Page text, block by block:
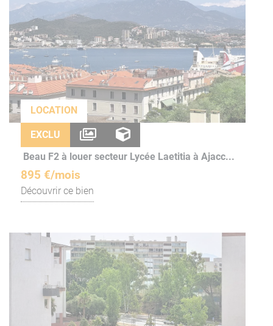
LOCATION
EXCLU
Beau F2 à louer secteur Lycée Laetitia à Ajacc...
895 €/mois
Découvrir ce bien